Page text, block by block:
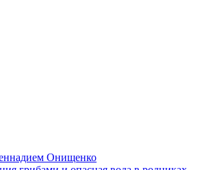
Онищенко